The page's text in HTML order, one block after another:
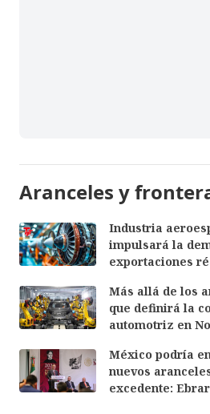
Aranceles y
Industria
impulsará la
exportaciones
Más allá de los
que definirá la
automotriz en
México podría
nuevos
excedente: